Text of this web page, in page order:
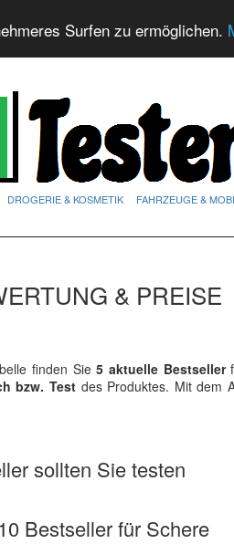
Surfen zu ermöglichen.
DROGERIE & KOSMETIK FAHRZEUGE &
& PREISE
finden Sie5 aktuelle Bestseller
bzw. Testdes Produktes. Mit dem
sollten Sie testen
Bestseller für Schere